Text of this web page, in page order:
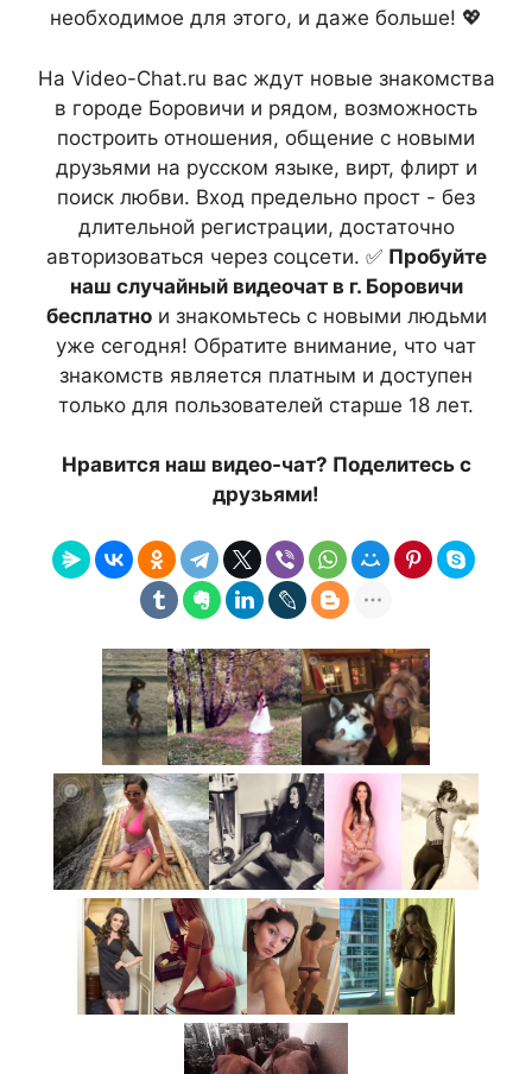
необходимое для этого, и даже больше! 💖
На Video-Chat.ru вас ждут новые знакомства
в городе Боровичи и рядом, возможность
построить отношения, общение с новыми
друзьями на русском языке, вирт, флирт и
поиск любви. Вход предельно прост - без
длительной регистрации, достаточно
авторизоваться через соцсети. ✅ Пробуйте
наш случайный видеочат в г. Боровичи
бесплатнои знакомьтесь с новыми людьми
уже сегодня! Обратите внимание, что чат
знакомств является платным и доступен
только для пользователей старше 18 лет.
Нравится наш видео-чат? Поделитесь с
друзьями!